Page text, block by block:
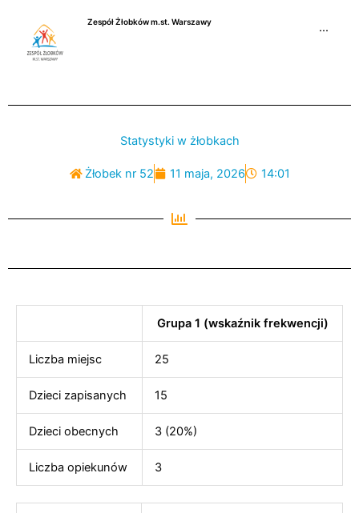
Zespół Żłobków m.st. Warszawy
···
Statystyki w żłobkach
Żłobek nr 52 11 maja, 2026 14:01
Grupa 1 (wskaźnik frekwencji)
Liczba miejsc 25
Dzieci zapisanych 15
Dzieci obecnych 3 (20%)
Liczba opiekunów 3